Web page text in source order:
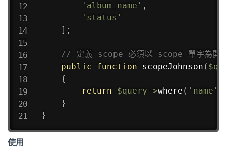
'album_name' ,
'status'
] ;
// 定義 scope 必須以 scope 單字為開
public
function scopeJohnson (
{
return
$query->where ( 'name'
}
}
使用